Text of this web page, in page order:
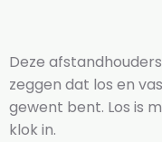
Deze
zeggen dat los en
gewent bent. Los is
klok in.